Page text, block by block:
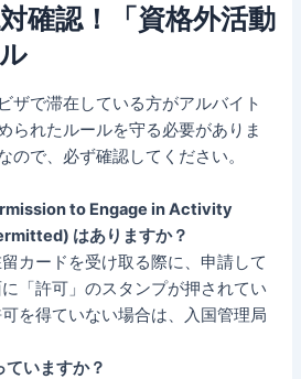
確認！「資格外活動
ザで滞在している方がアルバイト
られたルールを守る必要がありま
ので、必ず確認してください。
to Engage in Activity
はありますか？
カードを受け取る際に、申請して
「許可」のスタンプが押されてい
を得ていない場合は、入国管理局
いますか？